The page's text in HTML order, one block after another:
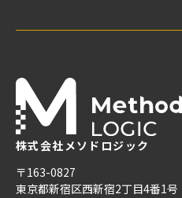
株式会社メソドロジック
〒163-0827
東京都新宿区西新宿2丁目4番1号